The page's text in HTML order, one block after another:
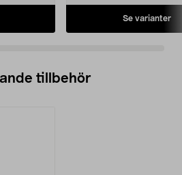
Se varianter
tillbehör